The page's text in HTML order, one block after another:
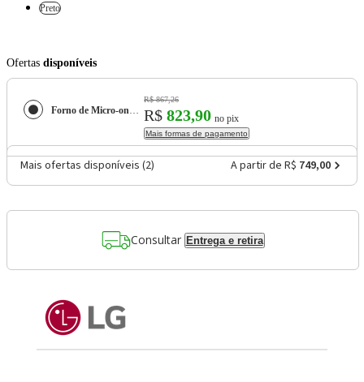
Preto
Ofertas disponíveis
Forno de Micro-ondas LG NeoChef MS3033D com Função limpa fácil e Receitas Pré-programadas - 30 litros
R$ 867,26
R$ 823,90 no pix
Mais formas de pagamento
Mais ofertas disponíveis (2) A partir de R$ 749,00
Consultar Entrega e retira